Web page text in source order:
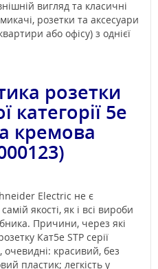
вигляд та класичні
розетки та аксесуари
або офісу) з однієї
розетки
категорії 5e
кремова
Electric не є
якості, як і всі вироби
Причини, через які
Кат5e STP серії
красивий, без
пластик; легкість у